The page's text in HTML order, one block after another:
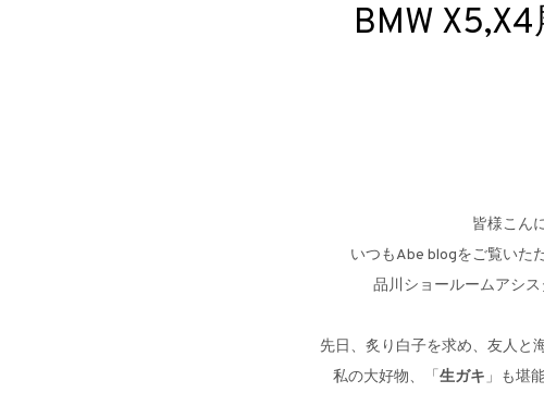
BMW
皆様こん
いつもAbe blogをご覧いた
品川ショールームアシ
先日、炙り白子を求め、友人と
私の大好物、「 生ガキ」も堪